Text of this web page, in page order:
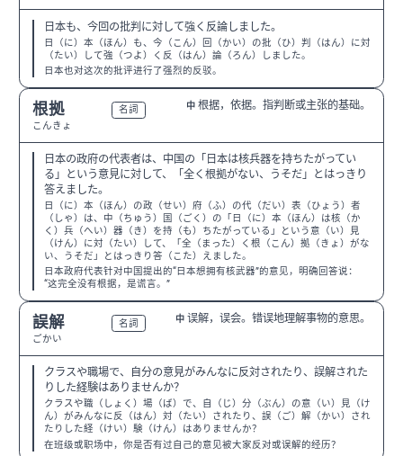
日本も、今回の批判に対して強く反論しました。
日（に）本（ほん）も、今（こん）回（かい）の批（ひ）判（はん）に対
（たい）して強（つよ）く反（はん）論（ろん）しました。
日本也对这次的批评进行了强烈的反驳。
根拠
こんきょ
名詞 中 根据，依据。指判断或主张的基础。
日本の政府の代表者は、中国の「日本は核兵器を持ちたがってい
る」という意見に対して、「全く根拠がない、うそだ」とはっきり
答えました。
日（に）本（ほん）の政（せい）府（ふ）の代（だい）表（ひょう）者
（しゃ）は、中（ちゅう）国（ごく）の「日（に）本（ほん）は核（か
く）兵（へい）器（き）を持（も）ちたがっている」という意（い）見
（けん）に対（たい）して、「全（まった）く根（こん）拠（きょ）がな
い、うそだ」とはっきり答（こた）えました。
日本政府代表针对中国提出的“日本想拥有核武器”的意见，明确回答说：
“这完全没有根据，是谎言。”
誤解
ごかい
名詞 中 误解，误会。错误地理解事物的意思。
クラスや職場で、自分の意見がみんなに反対されたり、誤解された
りした経験はありませんか？
クラスや職（しょく）場（ば）で、自（じ）分（ぶん）の意（い）見（け
ん）がみんなに反（はん）対（たい）されたり、誤（ご）解（かい）され
たりした経（けい）験（けん）はありませんか？
在班级或职场中，你是否有过自己的意见被大家反对或误解的经历？